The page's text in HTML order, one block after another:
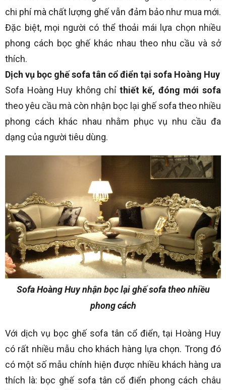
chi phí mà chất lượng ghế vẫn đảm bảo như mua mới.
Đặc biệt, mọi người có thể thoải mái lựa chọn nhiều
phong cách bọc ghế khác nhau theo nhu cầu và sở
thích.
Dịch vụ bọc ghế sofa tân cổ điển tại sofa Hoàng Huy
Sofa Hoàng Huy không chỉ thiết kế, đóng mới sofa
theo yêu cầu mà còn nhận bọc lại ghế sofa theo nhiều
phong cách khác nhau nhằm phục vụ nhu cầu đa
dạng của người tiêu dùng.
Sofa Hoàng Huy nhận bọc lại ghế sofa theo nhiều
phong cách
Với dịch vụ bọc ghế sofa tân cổ điển, tại Hoàng Huy
có rất nhiều mẫu cho khách hàng lựa chọn. Trong đó
có một số mẫu chính hiện được nhiều khách hàng ưa
thích là: bọc ghế sofa tân cổ điển phong cách châu